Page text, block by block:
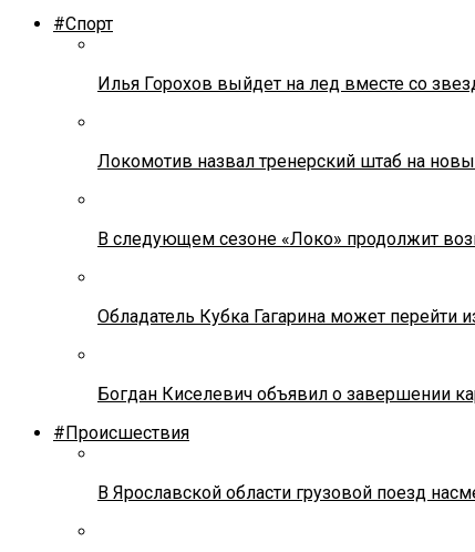
#Спорт
Илья Горохов выйдет на лед вместе со
Локомотив назвал тренерский штаб на
В следующем сезоне «Локо» продолжит
Обладатель Кубка Гагарина может перейти
Богдан Киселевич объявил о завершении
#Происшествия
В Ярославской области грузовой поезд